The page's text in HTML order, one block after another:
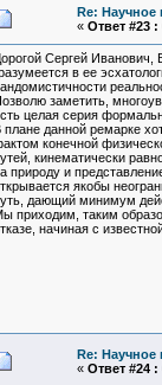
Re: Научное
« Ответ #23 :
Сергей Иванович,
в ее
заметить,
целая серия
плане данной ремарке
конечной
кинематически
природу и
якобы
дающий минимум
приходим, таким
начиная с
Re: Научное
« Ответ #24 :